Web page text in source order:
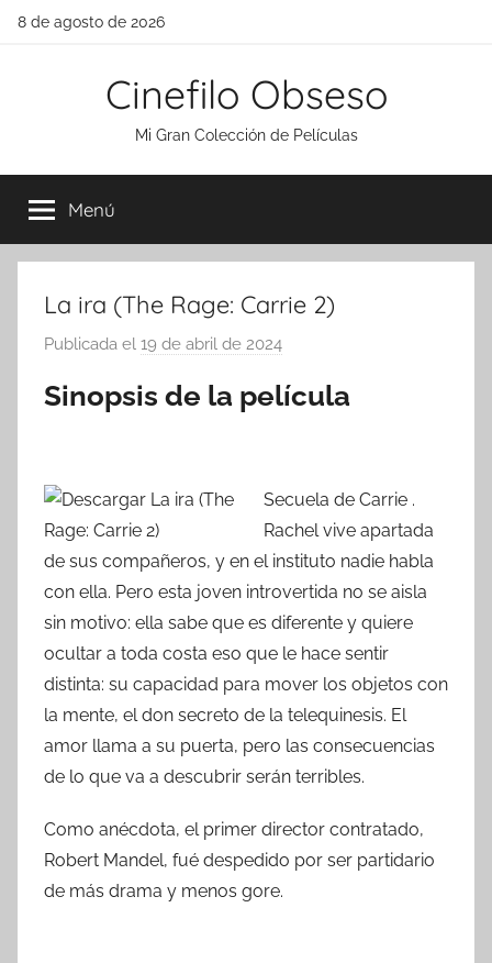
Saltar
8 de agosto de 2026
Cinefilo Obseso
Mi Gran Colección de Películas
Menú
La ira (The Rage: Carrie 2)
Publicada el 19 de abril de 2024
r
Sinopsis de la película
Secuela de Carrie .
Rachel vive apartada
de sus compañeros, y en el instituto nadie habla
con ella. Pero esta joven introvertida no se aisla
sin motivo: ella sabe que es diferente y quiere
ocultar a toda costa eso que le hace sentir
distinta: su capacidad para mover los objetos con
la mente, el don secreto de la telequinesis. El
amor llama a su puerta, pero las consecuencias
de lo que va a descubrir serán terribles.
Como anécdota, el primer director contratado,
Robert Mandel, fué despedido por ser partidario
de más drama y menos gore.